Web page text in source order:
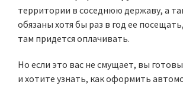
территории в соседнюю державу, а
обязаны хотя бы раз в год ее
там придется оплачивать.
Но если это вас не смущает, вы
и хотите узнать, как оформить